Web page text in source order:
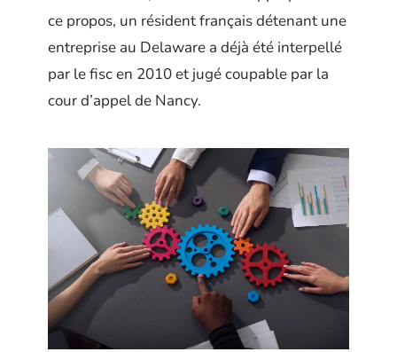
ce propos, un résident français détenant une
entreprise au Delaware a déjà été interpellé
par le fisc en 2010 et jugé coupable par la
cour d’appel de Nancy.